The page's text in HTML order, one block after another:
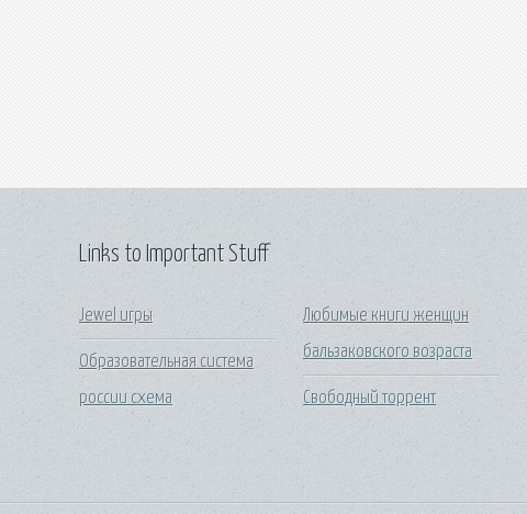
Links to Important Stuff
Jewel игры
Образовательная система
россии схема
Любимые книги женщин
бальзаковского возраста
Свободный торрент